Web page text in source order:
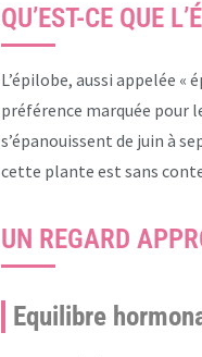
QU’EST-CE QUE
L’épilobe, aussi appelée
préférence marquée pour
s’épanouissent de juin à
cette plante est sans
UN REGARD
Equilibre